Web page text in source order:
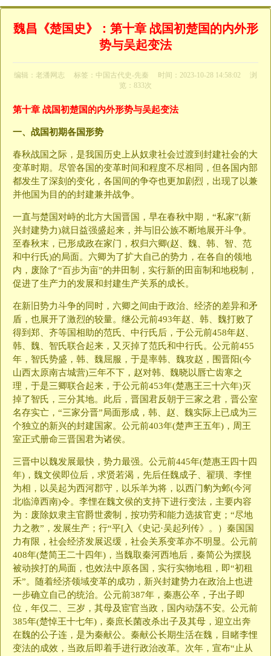
魏昌《楚国史》：第十章 战国初楚国的内外形
势与吴起变法
编辑：老潘网志 标签： 中国古代史-先秦 时间：2023-10-28 14:58:02
浏
览：833次
第十章 战国初楚国的内外形势与吴起变法
一、战国初期各国形势
春秋战国之际，是我国历史上从奴隶社会过渡到封建社会的大
变革时期。尽管各国的变革时间和程度不尽相同，但各国内部
都发生了深刻的变化，各国间的争夺也更加剧烈，出现了以兼
并他国为目的的封建兼并战争。
一直与楚国对峙的北方大国晋国，早在春秋中期，“私家”(新
兴封建势力)就日益强盛起来，并与旧公族不断地展开斗争。
至春秋末，已形成政在家门，权归六卿(赵、魏、韩、智、范
和中行氏)的局面。六卿为了扩大自己的势力，在各自的领地
内，废除了“百步为亩”的井田制，实行新的田亩制和地税制，
促进了生产力的发展和封建生产关系的成长。
在新旧势力斗争的同时，六卿之间由于政治、经济的差异和矛
盾，也展开了激烈的较量。继公元前493年赵、韩、魏打败了
得到郑、齐等国相助的范氏、中行氏后，于公元前458年赵、
韩、魏、智氏联合起来，又灭掉了范氏和中行氏。公元前455
年，智氏势盛，韩、魏屈服，于是率韩、魏攻赵，围晋阳(今
山西太原南古城营)三年不下，赵对韩、魏晓以唇亡齿寒之
理，于是三卿联合起来，于公元前453年(楚惠王三十六年)灭
掉了智氏，三分其地。此后，晋国君反朝于三家之君，晋公室
名存实亡，“三家分晋”局面形成，韩、赵、魏实际上已成为三
个独立的新兴的封建国家。公元前403年(楚声王五年)，周王
室正式册命三晋国君为诸侯。
三晋中以魏发展最快，势力最强。公元前445年(楚惠王四十四
年)，魏文侯即位后，求贤若渴，先后任魏成子、翟璜、李悝
为相，以吴起为西河郡守，以乐羊为将，以西门豹为邺(今河
北临漳西南)令。李悝在魏文侯的支持下进行变法，主要内容
为：废除奴隶主官爵世袭制，按功劳和能力选拔官吏；“尽地
力之教”，发展生产；行“平[入《史记·吴起列传》。）秦国国
力有限，社会经济发展迟缓，社会关系变革亦不明显。公元前
408年(楚简王二十四年)，当魏取秦河西地后，秦简公为摆脱
被动挨打的局面，也效法中原各国，实行实物地租，即“初租
禾”。随着经济领域变革的成功，新兴封建势力在政治上也进
一步确立自己的统治。公元前387年，秦惠公卒，子出子即
位，年仅二、三岁，其母及宦官当政，国内动荡不安。公元前
385年(楚悼王十七年)，秦庶长菌改杀出子及其母，迎立出奔
在魏的公子连，是为秦献公。秦献公长期生活在魏，目睹李悝
变法的成效，当政后即着手进行政治改革。次年，宣布“止从